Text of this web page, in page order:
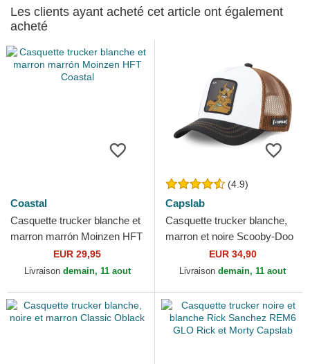
Les clients ayant acheté cet article ont également
acheté
Coastal
Casquette trucker blanche et
marron marrón Moinzen HFT
EUR 29,95
Livraison demain, 11 aout
(4.9)
Capslab
Casquette trucker blanche,
marron et noire Scooby-Doo
Help! REL Scooby-Doo
Capslab
EUR 34,90
Livraison demain, 11 aout